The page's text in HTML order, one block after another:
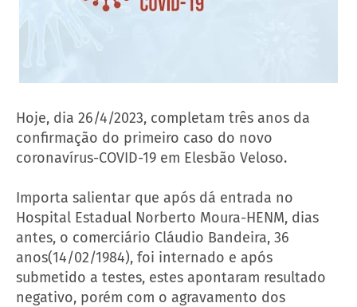
Hoje, dia 26/4/2023, completam três anos da
confirmação do primeiro caso do novo
coronavírus-COVID-19 em Elesbão Veloso.
Importa salientar que após dá entrada no
Hospital Estadual Norberto Moura-HENM, dias
antes, o comerciário Cláudio Bandeira, 36
anos(14/02/1984), foi internado e após
submetido a testes, estes apontaram resultado
negativo, porém com o agravamento dos